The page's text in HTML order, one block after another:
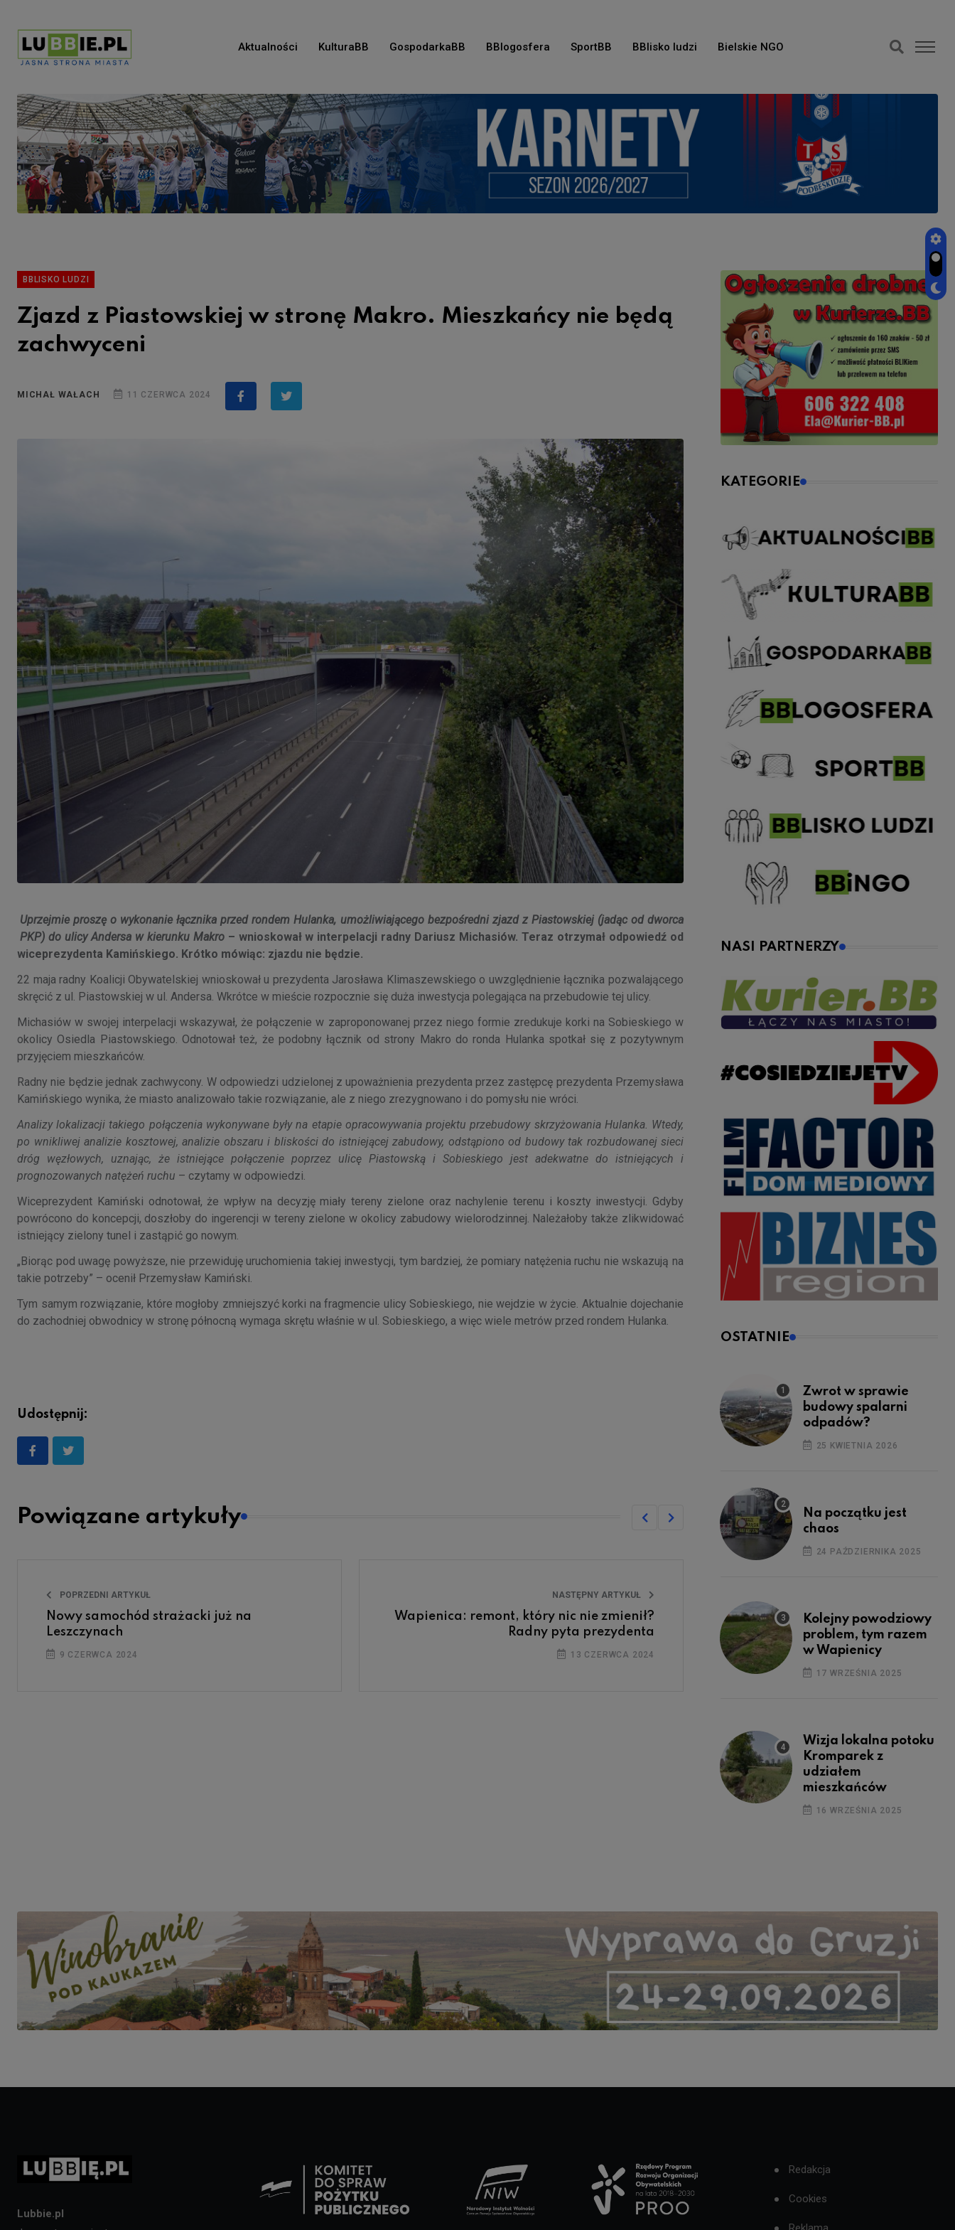
Aktualności KulturaBB GospodarkaBB BBlogosfera SportBB BBlisko ludzi Bielskie NGO
BBLISKO LUDZI
Zjazd z Piastowskiej w stronę Makro. Mieszkańcy nie będą
zachwyceni
MICHAŁ WAŁACH 11 CZERWCA 2024
Uprzejmie proszę o wykonanie łącznika przed rondem Hulanka, umożliwiającego bezpośredni zjazd z Piastowskiej (jadąc od dworca
PKP) do ulicy Andersa w kierunku Makro – wnioskował w interpelacji radny Dariusz Michasiów. Teraz otrzymał odpowiedź od
wiceprezydenta Kamińskiego. Krótko mówiąc: zjazdu nie będzie.
22 maja radny Koalicji Obywatelskiej wnioskował u prezydenta Jarosława Klimaszewskiego o uwzględnienie łącznika pozwalającego
skręcić z ul. Piastowskiej w ul. Andersa. Wkrótce w mieście rozpocznie się duża inwestycja polegająca na przebudowie tej ulicy.
Michasiów w swojej interpelacji wskazywał, że połączenie w zaproponowanej przez niego formie zredukuje korki na Sobieskiego w
okolicy Osiedla Piastowskiego. Odnotował też, że podobny łącznik od strony Makro do ronda Hulanka spotkał się z pozytywnym
przyjęciem mieszkańców.
Radny nie będzie jednak zachwycony. W odpowiedzi udzielonej z upoważnienia prezydenta przez zastępcę prezydenta Przemysława
Kamińskiego wynika, że miasto analizowało takie rozwiązanie, ale z niego zrezygnowano i do pomysłu nie wróci.
Analizy lokalizacji takiego połączenia wykonywane były na etapie opracowywania projektu przebudowy skrzyżowania Hulanka. Wtedy,
po wnikliwej analizie kosztowej, analizie obszaru i bliskości do istniejącej zabudowy, odstąpiono od budowy tak rozbudowanej sieci
dróg węzłowych, uznając, że istniejące połączenie poprzez ulicę Piastowską i Sobieskiego jest adekwatne do istniejących i
prognozowanych natężeń ruchu – czytamy w odpowiedzi.
Wiceprezydent Kamiński odnotował, że wpływ na decyzję miały tereny zielone oraz nachylenie terenu i koszty inwestycji. Gdyby
powrócono do koncepcji, doszłoby do ingerencji w tereny zielone w okolicy zabudowy wielorodzinnej. Należałoby także zlikwidować
istniejący zielony tunel i zastąpić go nowym.
„Biorąc pod uwagę powyższe, nie przewiduję uruchomienia takiej inwestycji, tym bardziej, że pomiary natężenia ruchu nie wskazują na
takie potrzeby” – ocenił Przemysław Kamiński.
Tym samym rozwiązanie, które mogłoby zmniejszyć korki na fragmencie ulicy Sobieskiego, nie wejdzie w życie. Aktualnie dojechanie
do zachodniej obwodnicy w stronę północną wymaga skrętu właśnie w ul. Sobieskiego, a więc wiele metrów przed rondem Hulanka.
Udostępnij:
Powiązane artykuły
POPRZEDNI ARTYKUŁ
Nowy samochód strażacki już na
Leszczynach
9 CZERWCA 2024
NASTĘPNY ARTYKUŁ
Wapienica: remont, który nic nie zmienił?
Radny pyta prezydenta
13 CZERWCA 2024
KATEGORIE
NASI PARTNERZY
OSTATNIE
Zwrot w sprawie
budowy spalarni
odpadów?
25 KWIETNIA 2026
Na początku jest
chaos
24 PAŹDZIERNIKA 2025
Kolejny powodziowy
problem, tym razem
w Wapienicy
17 WRZEŚNIA 2025
Wizja lokalna potoku
Kromparek z
udziałem
mieszkańców
16 WRZEŚNIA 2025
Lubbie.pl
Redakcja
Cookies